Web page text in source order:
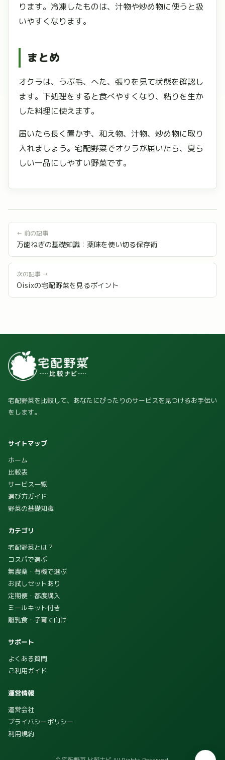
ります。冷凍したものは、汁物や炒め物に使うと扱
いやすくなります。
まとめ
オクラは、うぶ毛、へた、張りを見て状態を確認し
ます。下処理をすると食べやすくなり、粘りを生か
した料理に使えます。
届いたら長く置かず、和え物、汁物、炒め物に取り
入れましょう。宅配野菜でオクラが届いたら、夏ら
しい一品にしやすい野菜です。
← 前の記事
万能ねぎの基礎知識：薬味を使い切る保存術
次の記事 →
Oisixの宅配野菜を見るポイント
宅配野菜を比較して、あなたにぴったりのサービスを見つけるお手伝い
をします。
サイトマップ
ホーム
比較表
サービス一覧
選び方ガイド
野菜の基礎知識
カテゴリ
宅配野菜とは？
コスパで選ぶ
無農薬・有機で選ぶ
お試しセットあり
定期便・都度購入
ミールキット付き
離乳食・子育て向け
サポート
よくある質問
ご利用ガイド
運営情報
運営会社
プライバシーポリシー
利用規約